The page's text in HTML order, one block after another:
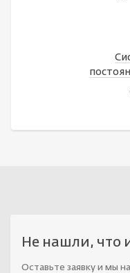
Не нашли, что
Оставьте заявку и мы